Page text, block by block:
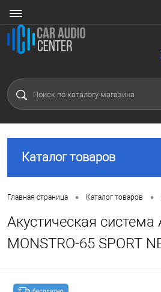
Каталог товаров
Главная страница • Каталог товаров •
Акустическая система
MONSTRO-65 SPORT